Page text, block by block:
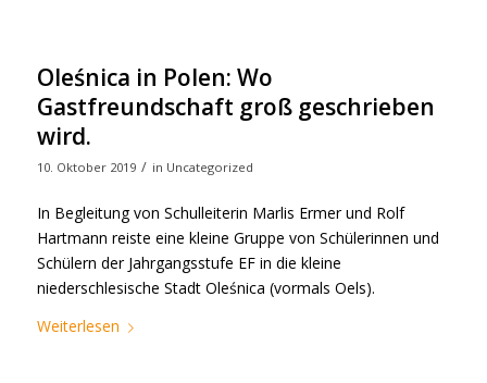
Oleśnica in Polen: Wo
Gastfreundschaft groß geschrieben
wird.
10. Oktober 2019 / in Uncategorized
In Begleitung von Schulleiterin Marlis Ermer und Rolf
Hartmann reiste eine kleine Gruppe von Schülerinnen und
Schülern der Jahrgangsstufe EF in die kleine
niederschlesische Stadt Oleśnica (vormals Oels).
Weiterlesen